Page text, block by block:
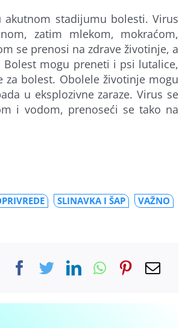
akutnom stadijumu bolesti. Virus
zatim mlekom, mokraćom,
se prenosi na zdrave životinje, a
mogu preneti i psi lutalice,
bolest. Obolele životinje mogu
u eksplozivne zaraze. Virus se
i vodom, prenoseći se tako na
SLINAVKA I ŠAP
VAŽNO